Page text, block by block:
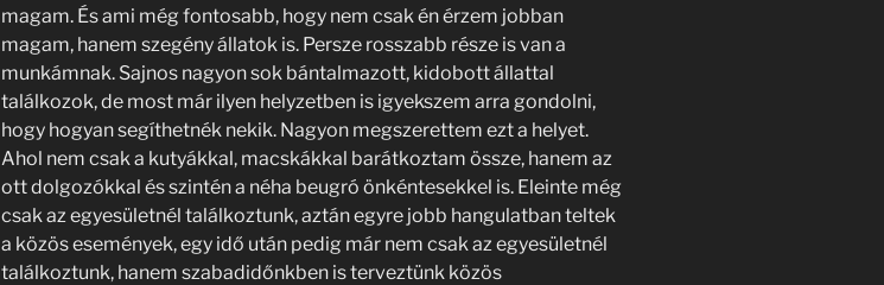
magam. És ami még fontosabb, hogy nem csak én érzem jobban
magam, hanem szegény állatok is. Persze rosszabb része is van a
munkámnak. Sajnos nagyon sok bántalmazott, kidobott állattal
találkozok, de most már ilyen helyzetben is igyekszem arra gondolni,
hogy hogyan segíthetnék nekik. Nagyon megszerettem ezt a helyet.
Ahol nem csak a kutyákkal, macskákkal barátkoztam össze, hanem az
ott dolgozókkal és szintén a néha beugró önkéntesekkel is. Eleinte még
csak az egyesületnél találkoztunk, aztán egyre jobb hangulatban teltek
a közös események, egy idő után pedig már nem csak az egyesületnél
találkoztunk, hanem szabadidőnkben is terveztünk közös